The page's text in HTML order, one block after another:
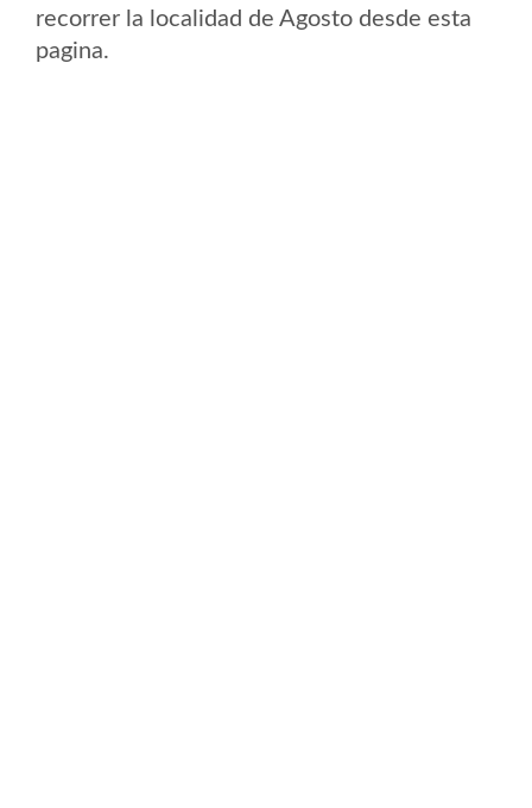
recorrer la localidad de Agosto desde esta
pagina.